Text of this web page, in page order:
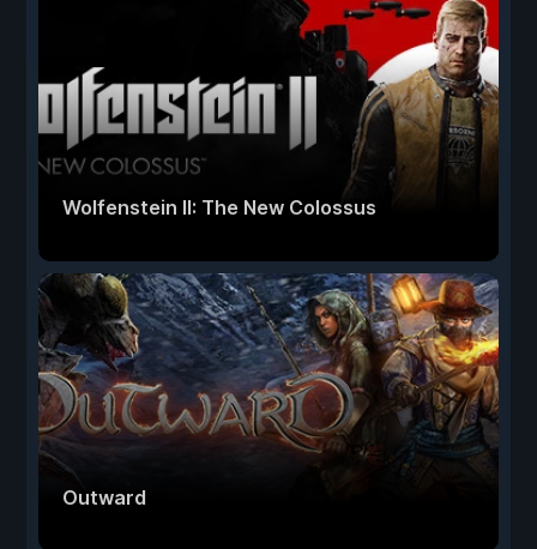
Wolfenstein II: The New Colossus
Outward